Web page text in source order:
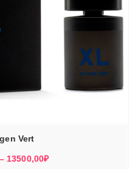
Vert
– 13500,00₽Диапазон